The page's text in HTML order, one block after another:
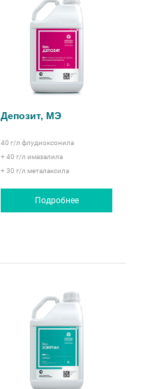
Депозит, МЭ
40 г/л флудиоксонила
+ 40 г/л имазалила
+ 30 г/л металаксила
Подробнее